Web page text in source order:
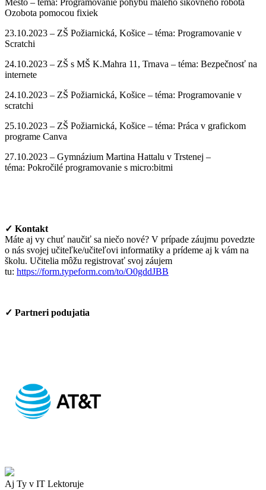
Ozobota pomocou fixiek
23.10.2023 – ZŠ Požiarnická, Košice – téma: Programovanie v
Scratchi
24.10.2023 – ZŠ s MŠ K.Mahra 11, Trnava – téma: Bezpečnosť na
internete
24.10.2023 – ZŠ Požiarnická, Košice – téma: Programovanie v
scratchi
25.10.2023 – ZŠ Požiarnická, Košice – téma: Práca v grafickom
programe Canva
27.10.2023 – Gymnázium Martina Hattalu v Trstenej –
téma: Pokročilé programovanie s micro:bitmi
✓ Kontakt
Máte aj vy chuť naučiť sa niečo nové? V prípade záujmu povedzte
o nás svojej učiteľke/učiteľovi informatiky a prídeme aj k vám na
školu. Učitelia môžu registrovať svoj záujem
tu: https://form.typeform.com/to/O0gddJBB
✓ Partneri podujatia
Aj Ty v IT Lektoruje